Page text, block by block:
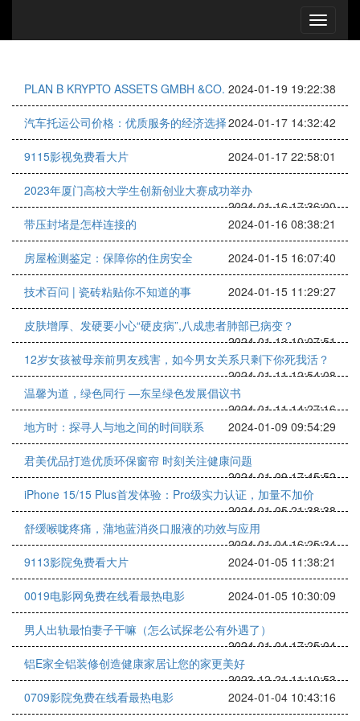
PLAN B KRYPTO ASSETS GMBH &CO. 2024-01-19 19:22:38
汽车托运公司价格：优质服务的经济选择2024-01-17 14:32:42
9115影视免费看大片 2024-01-17 22:58:01
2023年厦门高校大学生创新创业大赛成功举办
2024-01-16 17:36:00
带压封堵是怎样连接的
2024-01-16 08:38:21
房屋检测鉴定：保障你的住房安全 2024-01-15 16:07:40
技术百问 | 瓷砖粘贴你不知道的事 2024-01-15 11:29:27
皮肤增厚、发硬要小心“硬皮病”,八成患者肺部已病变？
2024-01-13 10:07:51
12岁女孩被母亲前男友残害，如今男女关系只剩下你死我活？
2024-01-11 12:54:08
温馨为道，绿色同行 —东呈绿色发展倡议书
2024-01-11 14:27:16
地方时：探寻人与地之间的时间联系
2024-01-09 09:54:29
君美优品打造优质环保窗帘 时刻关注健康问题
2024-01-09 17:45:52
iPhone 15/15 Plus首发体验：Pro级实力认证，加量不加价
2024-01-05 21:38:38
舒缓喉咙疼痛，蒲地蓝消炎口服液的功效与应用
2024-01-04 16:25:34
9113影院免费看大片
2024-01-05 11:38:21
0019电影网免费在线看最热电影 2024-01-05 10:30:09
男人出轨最怕妻子干嘛（怎么试探老公有外遇了）
2024-01-04 17:25:04
铝E家全铝装修创造健康家居让您的家更美好 ​
2023-12-21 11:10:53
0709影院免费在线看最热电影
2024-01-04 10:43:16